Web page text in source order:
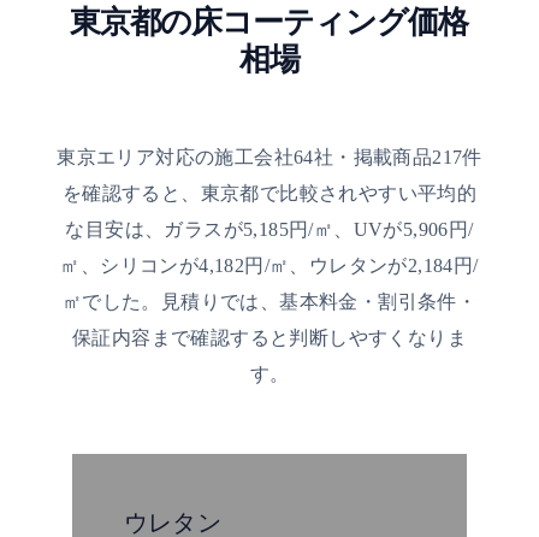
東京都の床コーティング価格
相場
東京エリア対応の施工会社64社・掲載商品217件
を確認すると、東京都で比較されやすい平均的
な目安は、ガラスが5,185円/㎡、UVが5,906円/
㎡、シリコンが4,182円/㎡、ウレタンが2,184円/
㎡でした。見積りでは、基本料金・割引条件・
保証内容まで確認すると判断しやすくなりま
す。
ウレタン